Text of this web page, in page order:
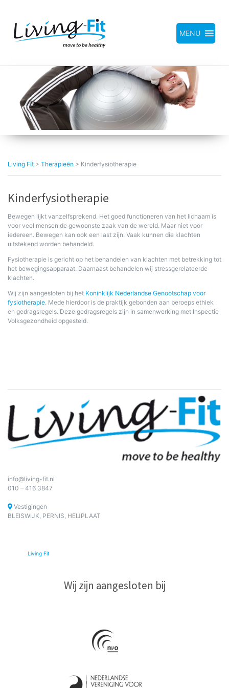
inhoud
MENU
Living Fit > Therapieën > Kinderfysiotherapie
Kinderfysiotherapie
Bewegen lijkt vanzelfsprekend. Het goed functioneren van het lichaam is
voor veel mensen de gewoonste zaak van de wereld. Maar niet voor
iedereen. Bewegen kan ook een last zijn. Vaak kunnen die klachten
uitstekend worden behandeld.
Fysiotherapie is gericht op het behandelen van klachten met betrekking tot
het bewegingsapparaat. Daarnaast behandelen wij stressgerelateerde
klachten.
Wij zijn aangesloten bij het Koninklijk Nederlandse Genootschap voor
fysiotherapie. Mede hierdoor is de praktijk gebonden aan beroeps ethiek
en gedragsregels. Deze gedragsregels zijn in samenwerking met Inspectie
Volksgezondheid opgesteld.
info@living-fit.nl
010 – 416 3847
Vestigingen
BLEISWIJK, PERNIS, HEIJPLAAT
Living Fit
Wij zijn aangesloten bij